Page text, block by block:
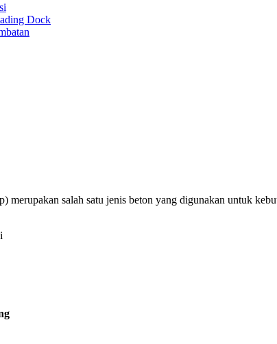
Dock
salah satu jenis beton yang digunakan untuk